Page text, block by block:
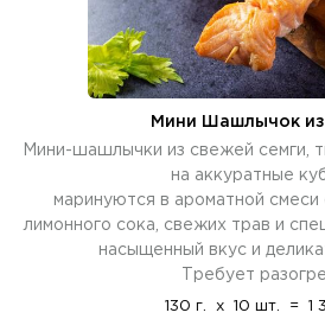
Мини Шашлычок из
Мини-шашлычки из свежей семги,
на аккуратные
маринуются в ароматной смеси
лимонного сока, свежих трав и
насыщенный вкус и
Требует
130 г. x 10 шт. = 1